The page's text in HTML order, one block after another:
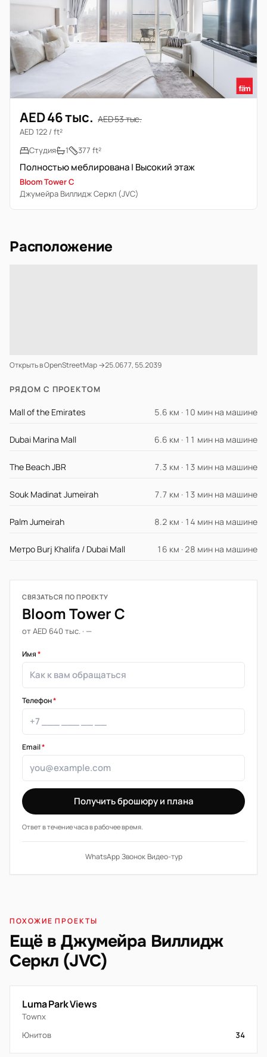
AED 46 тыс. AED 53 тыс.
AED 122 / ft²
Студия
1 377 ft²
Полностью меблирована | Высокий этаж
Bloom Tower C
Джумейра Виллидж Серкл (JVC)
Расположение
Открыть в OpenStreetMap →25.0677, 55.2039
РЯДОМ С ПРОЕКТОМ
Mall of the Emirates 5.6 км · 10 мин на машине
Dubai Marina Mall 6.6 км · 11 мин на машине
The Beach JBR 7.3 км · 13 мин на машине
Souk Madinat Jumeirah 7.7 км · 13 мин на машине
Palm Jumeirah 8.2 км · 14 мин на машине
Метро Burj Khalifa / Dubai Mall 16 км · 28 мин на машине
СВЯЗАТЬСЯ ПО ПРОЕКТУ
Bloom Tower C
от AED 640 тыс. · —
Имя*
Телефон*
Email*
Получить брошюру и плана
Ответ в течение часа в рабочее время.
WhatsApp·Звонок·Видео-тур
ПОХОЖИЕ ПРОЕКТЫ
Ещё в Джумейра Виллидж
Серкл (JVC)
Luma Park Views
Townx
Юнитов
34